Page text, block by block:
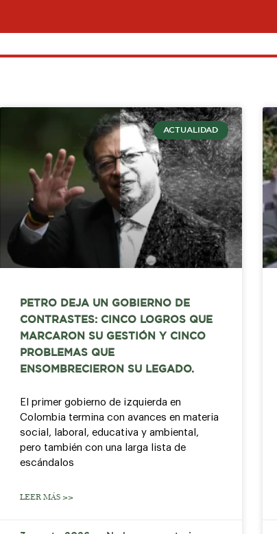
ACTUALIDAD
PETRO DEJA UN GOBIERNO DE
CONTRASTES: CINCO LOGROS QUE
MARCARON SU GESTIÓN Y CINCO
PROBLEMAS QUE
ENSOMBRECIERON SU LEGADO.
El primer gobierno de izquierda en
Colombia termina con avances en materia
social, laboral, educativa y ambiental,
pero también con una larga lista de
escándalos
LEER MÁS >>